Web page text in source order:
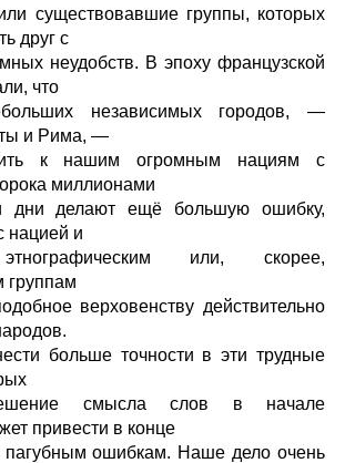
существовавшие группы, которых
друг с
неудобств. В эпоху французской
что
независимых городов, —
и Рима, —
к нашим огромным нациям с
миллионами
делают ещё большую ошибку,
нацией и
или, скорее,
группам
верховенству действительно
больше точности в эти трудные
смысла слов в начале
привести в конце
ошибкам. Наше дело очень